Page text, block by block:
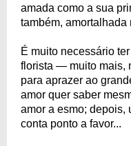
amada como a sua
também, amortalhada
É muito necessário
florista — muito mais,
para aprazer ao
amor quer saber
amor a esmo; depois,
conta ponto a favor...